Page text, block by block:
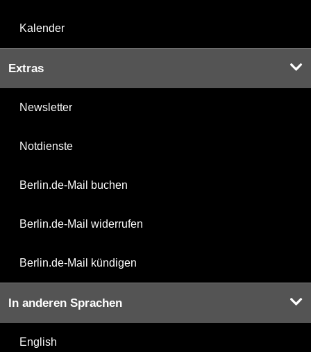
Kalender
Extras
Newsletter
Notdienste
Berlin.de-Mail buchen
Berlin.de-Mail widerrufen
Berlin.de-Mail kündigen
In anderen Sprachen
English